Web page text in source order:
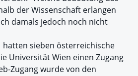
der Wissenschaft erlangen
damals jedoch noch nicht
hatten sieben österreichische
Universität Wien einen Zugang
Zugang wurde von den